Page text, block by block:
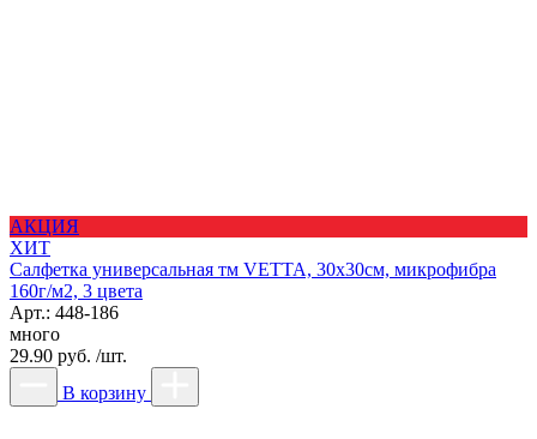
АКЦИЯ
ХИТ
Салфетка универсальная тм VETTA, 30х30см, микрофибра
160г/м2, 3 цвета
Арт.: 448-186
много
29.90 руб. /шт.
В корзину